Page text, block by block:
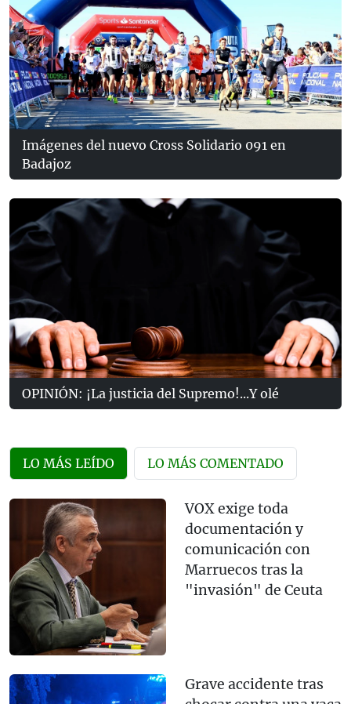
Imágenes del nuevo Cross Solidario 091 en
Badajoz
OPINIÓN: ¡La justicia del Supremo!...Y olé
LO MÁS LEÍDO LO MÁS COMENTADO
VOX exige toda
documentación y
comunicación con
Marruecos tras la
"invasión" de Ceuta
Grave accidente tras